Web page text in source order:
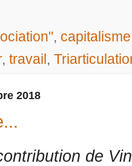
, capitalisme
, travail,
2018
de